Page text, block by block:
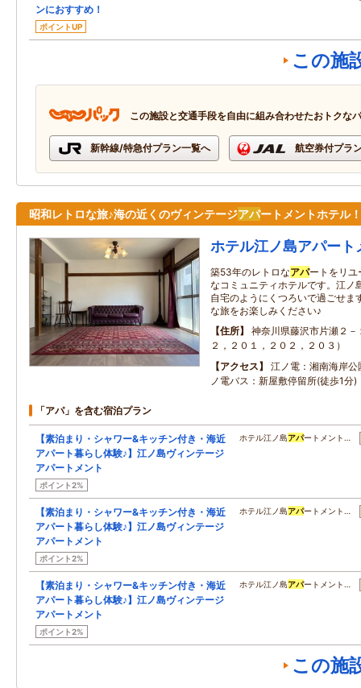
ンにおすすめ！
ポイントUP
この施
この施設と交通手段を自由に組み合わせたおトクな
新幹線/特急付プラン一覧へ 航空券付プラ
昭和レトロな旅♪海の近くのヴィンテージアパートメントホテル！
ホテル江ノ島アパート
築53年のレトロなアパートをリユ
なコミュニティホテルです。江ノ
自宅のようにくつろいで過ごせま
な旅をお楽しみください♪
住所
神奈川県藤沢市片瀬２
２，２０１，２０２，２０３）
アクセス
江ノ電：湘南海岸
ノ電バス：新屋敷停留所(徒歩1分)
「アパ」を含む宿泊プラン
【素泊まり・シャワー&キッチン付き・海近
アパート暮らし体験♪】江ノ島ヴィンテージ
アパートメント
ポイント2%
ホテル江ノ島アパートメント…
【素泊まり・シャワー&キッチン付き・海近
アパート暮らし体験♪】江ノ島ヴィンテージ
アパートメント
ポイント2%
ホテル江ノ島アパートメント…
【素泊まり・シャワー&キッチン付き・海近
アパート暮らし体験♪】江ノ島ヴィンテージ
アパートメント
ポイント2%
ホテル江ノ島アパートメント…
この施